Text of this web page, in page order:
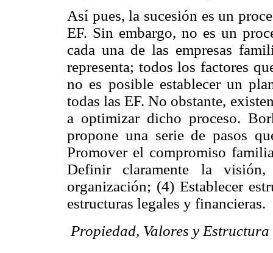
Así pues, la sucesión es un
EF. Sin embargo, no es un
cada una de las empresas
representa; todos los factores
no es posible establecer un
todas las EF. No obstante,
a optimizar dicho proceso.
propone una serie de pasos
Promover el compromiso
Definir claramente la
organización; (4) Establecer
estructuras legales y financieras.
Propiedad, Valores y Estructura